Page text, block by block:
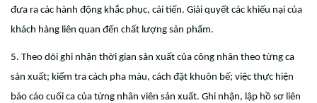
đưa ra các hành động khắc phục, cải tiến. Giải quyết các khiếu nại của
khách hàng liên quan đến chất lượng sản phẩm.
5. Theo dõi ghi nhận thời gian sản xuất của công nhân theo từng ca
sản xuất; kiểm tra cách pha màu, cách đặt khuôn bế; việc thực hiện
báo cáo cuối ca của từng nhân viên sản xuất. Ghi nhận, lập hồ sơ liên